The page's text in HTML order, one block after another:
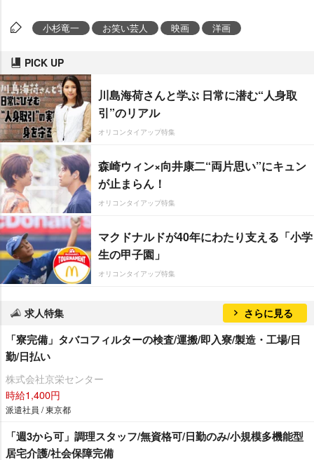
小杉竜一 お笑い芸人 映画 洋画
PICK UP
川島海荷さんと学ぶ 日常に潜む“人身取
引”のリアル
オリコンタイアップ特集
森崎ウィン×向井康二“両片思い”にキュン
が止まらん！
オリコンタイアップ特集
マクドナルドが40年にわたり支える「小学
生の甲子園」
オリコンタイアップ特集
求人特集 さらに見る
「寮完備」タバコフィルターの検査/運搬/即入寮/製造・工場/日
勤/日払い
株式会社京栄センター
時給1,400円
派遣社員 / 東京都
「週3から可」調理スタッフ/無資格可/日勤のみ/小規模多機能型
居宅介護/社会保障完備